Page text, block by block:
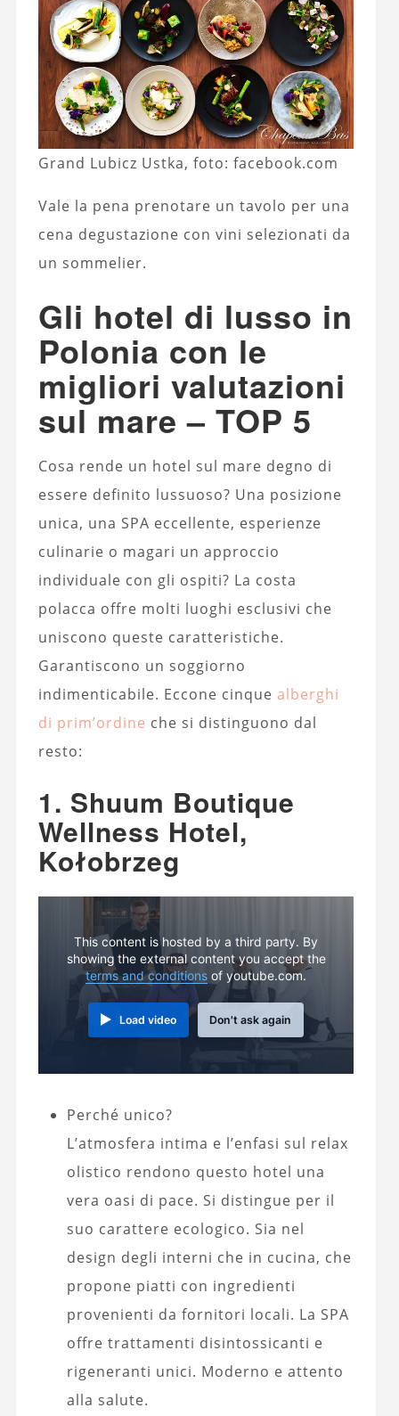
Grand Lubicz Ustka, foto: facebook.com
Vale la pena prenotare un tavolo per una
cena degustazione con vini selezionati da
un sommelier.
Gli hotel di lusso in
Polonia con le
migliori valutazioni
sul mare – TOP 5
Cosa rende un hotel sul mare degno di
essere definito lussuoso? Una posizione
unica, una SPA eccellente, esperienze
culinarie o magari un approccio
individuale con gli ospiti? La costa
polacca offre molti luoghi esclusivi che
uniscono queste caratteristiche.
Garantiscono un soggiorno
indimenticabile. Eccone cinque alberghi
di prim’ordine che si distinguono dal
resto:
1. Shuum Boutique
Wellness Hotel,
Kołobrzeg
This content is hosted by a third party. By
showing the external content you accept the
terms and conditions of youtube.com.
Load video Don't ask again
Perché unico?
L’atmosfera intima e l’enfasi sul relax
olistico rendono questo hotel una
vera oasi di pace. Si distingue per il
suo carattere ecologico. Sia nel
design degli interni che in cucina, che
propone piatti con ingredienti
provenienti da fornitori locali. La SPA
offre trattamenti disintossicanti e
rigeneranti unici. Moderno e attento
alla salute.